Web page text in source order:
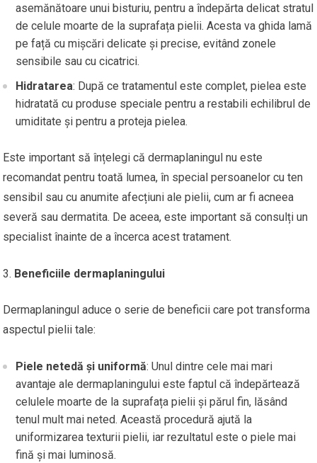
asemănătoare unui bisturiu, pentru a îndepărta delicat stratul
de celule moarte de la suprafața pielii. Acesta va ghida lamă
pe față cu mișcări delicate și precise, evitând zonele
sensibile sau cu cicatrici.
Hidratarea: După ce tratamentul este complet, pielea este
hidratată cu produse speciale pentru a restabili echilibrul de
umiditate și pentru a proteja pielea.
Este important să înțelegi că dermaplaningul nu este
recomandat pentru toată lumea, în special persoanelor cu ten
sensibil sau cu anumite afecțiuni ale pielii, cum ar fi acneea
severă sau dermatita. De aceea, este important să consulți un
specialist înainte de a încerca acest tratament.
Beneficiile dermaplaningului
Dermaplaningul aduce o serie de beneficii care pot transforma
aspectul pielii tale:
Piele netedă și uniformă: Unul dintre cele mai mari
avantaje ale dermaplaningului este faptul că îndepărtează
celulele moarte de la suprafața pielii și părul fin, lăsând
tenul mult mai neted. Această procedură ajută la
uniformizarea texturii pielii, iar rezultatul este o piele mai
fină și mai luminosă.